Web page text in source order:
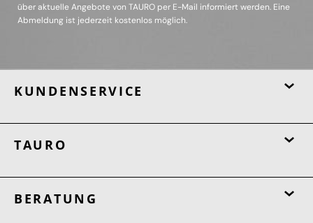
über aktuelle Angebote von TAURO per E-Mail informiert werden. Eine
Abmeldung ist jederzeit kostenlos möglich.
KUNDENSERVICE
TAURO
BERATUNG